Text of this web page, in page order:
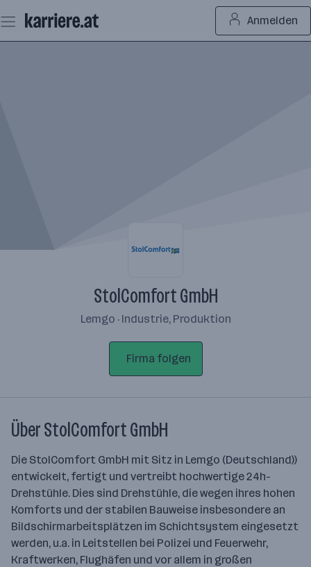
Seiteninhalt
springen
Anmelden
StolComfort GmbH
Lemgo · Industrie, Produktion
Firma folgen
Über StolComfort GmbH
Die StolComfort GmbH mit Sitz in Lemgo (Deutschland))
entwickelt, fertigt und vertreibt hochwertige 24h-
Drehstühle. Dies sind Drehstühle, die wegen ihres hohen
Komforts und der stabilen Bauweise insbesondere an
Bildschirmarbeitsplätzen im Schichtsystem eingesetzt
werden, u.a. in Leitstellen bei Polizei und Feuerwehr,
Kraftwerken, Flughäfen und vor allem in großen